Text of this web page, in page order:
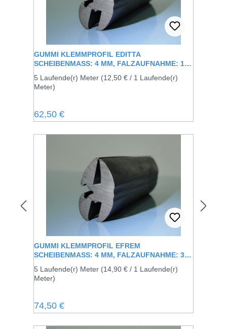
GUMMI KLEMMPROFIL EDITTA
SCHEIBENMASS: 4 MM, FALZAUFNAHME: 1,5 M
5 Laufende(r) Meter (12,50 € / 1 Laufende(r)
Meter)
Regulärer Preis:
62,50 €
GUMMI KLEMMPROFIL EFREM
SCHEIBENMASS: 4 MM, FALZAUFNAHME: 3 M
5 Laufende(r) Meter (14,90 € / 1 Laufende(r)
Meter)
Regulärer Preis:
74,50 €